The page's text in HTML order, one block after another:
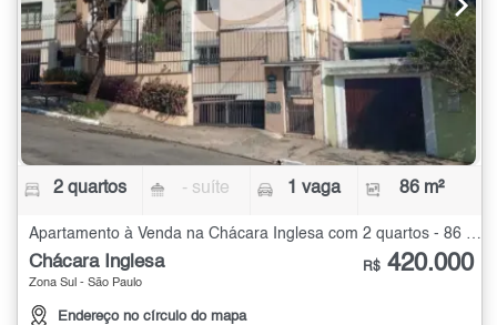
2 quartos - suíte 1 vaga 86 m²
Apartamento à Venda na Chácara Inglesa com 2 quartos - 86 m²
Chácara Inglesa
Zona Sul - São Paulo
Endereço no círculo do mapa
R$ 420.000